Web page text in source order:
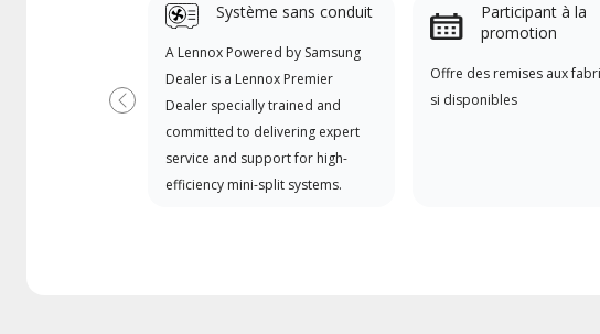
Système sans conduit
A Lennox Powered by Samsung
Dealer is a Lennox Premier
Dealer specially trained and
committed to delivering expert
service and support for high-
efficiency mini-split systems.
Participant à la
promotion
Offre des remises aux
si disponibles
Previous